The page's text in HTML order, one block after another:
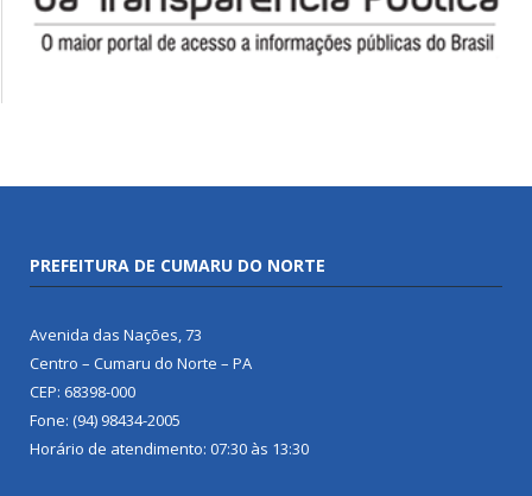
PREFEITURA DE CUMARU DO NORTE
Avenida das Nações, 73
Centro – Cumaru do Norte – PA
CEP: 68398-000
Fone: (94) 98434-2005
Horário de atendimento: 07:30 às 13:30